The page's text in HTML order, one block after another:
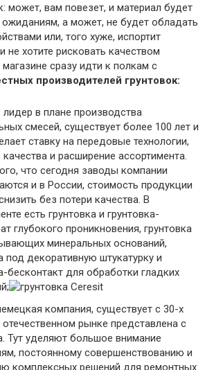
может, вам повезет, и материал будет
ожиданиям, а может, не будет обладать
или, того хуже, испортит
не хотите рисковать качеством
сразу идти к полкам с
производителей грунтовок:
лидер в плане производства
смесей, существует более 100 лет и
ставку на передовые технологии,
и расширение ассортимента.
что сегодня заводы компании
и в России, стоимость продукции
без потери качества. В
есть грунтовка и грунтовка-
глубокого проникновения, грунтовка
минеральных оснований,
под декоративную штукатурку и
бесконтакт для обработки гладких
компания, существует с 30-х
отечественном рынке представлена с
Тут уделяют большое внимание
постоянному совершенствованию и
комплексных решений для ремонтных